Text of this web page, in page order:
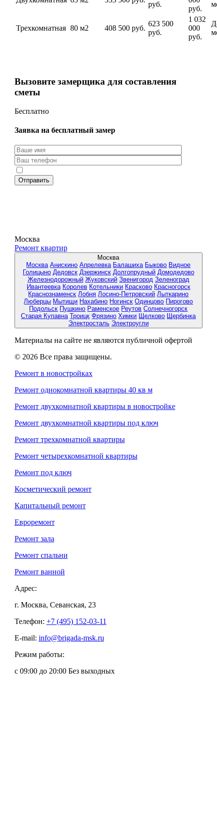
руб.
руб.
Трехкомнатная 80 м2 408 500 руб.
623 500
руб.
1 032
000
руб.
Вызовите замерщика для составления
сметы
Бесплатно
Заявка на бесплатный замер
Москва
Ремонт квартир
Москва
Москва Анискино Апрелевка Балашиха Быково Видное
Голицыно Дедовск Дзержинск Долгопрудный Домодедово
Железнодорожный Жуковский Звенигород Зеленоград
Ивантеевка Королев Котельники Красково Красногорск
Краснознаменск Лобня Лосино-Петровский Лыткарино
Люберцы Мытищи Нахабино Ногинск Одинцово Пирогово
Подольск Пушкино Раменское Реутов Солнечногорск
Старая Купавна Троицк Фрязино Химки Щелково Щербинка
Электросталь Электроугли
Материалы на сайте не являются публичной офертой
© 2026 Все права защищены.
Ремонт в новостройках
Ремонт однокомнатной квартиры 40 кв м
Ремонт двухкомнатной квартиры в новостройке
Ремонт двухкомнатной квартиры под ключ
Ремонт трехкомнатной квартиры
Ремонт четырехкомнатной квартиры
Ремонт под ключ
Косметический ремонт
Капитальный ремонт
Евроремонт
Ремонт зала
Ремонт спальни
Ремонт ванной
Адрес:
г. Москва, Севанская, 23
Телефон: +7 (495) 152-03-11
E-mail: info@brigada-msk.ru
Режим работы:
с 09:00 до 20:00 Без выходных